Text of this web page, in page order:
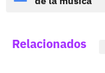
Relacionados